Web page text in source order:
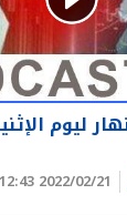
2022/02/21 12:43